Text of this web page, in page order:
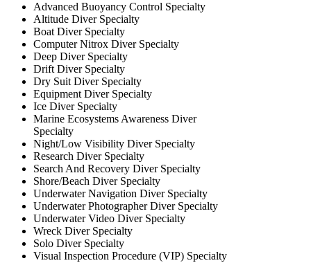
Advanced Buoyancy Control Specialty
Altitude Diver Specialty
Boat Diver Specialty
Computer Nitrox Diver Specialty
Deep Diver Specialty
Drift Diver Specialty
Dry Suit Diver Specialty
Equipment Diver Specialty
Ice Diver Specialty
Marine Ecosystems Awareness Diver
Specialty
Night/Low Visibility Diver Specialty
Research Diver Specialty
Search And Recovery Diver Specialty
Shore/Beach Diver Specialty
Underwater Navigation Diver Specialty
Underwater Photographer Diver Specialty
Underwater Video Diver Specialty
Wreck Diver Specialty
Solo Diver Specialty
Visual Inspection Procedure (VIP) Specialty